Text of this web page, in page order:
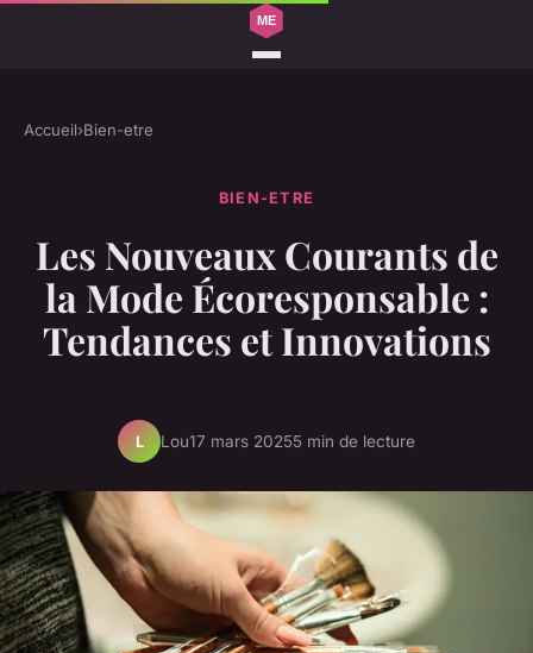
Accueil›Bien-etre
BIEN-ETRE
Les Nouveaux Courants de
la Mode Écoresponsable :
Tendances et Innovations
L Lou17 mars 20255 min de lecture